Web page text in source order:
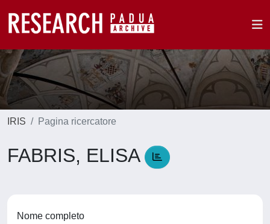
IRIS Pagina ricercatore
FABRIS, ELISA
Nome completo